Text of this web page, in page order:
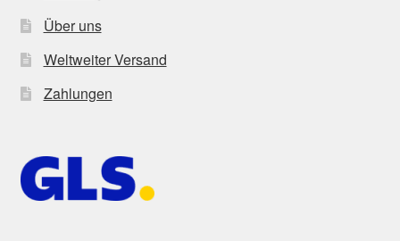
Über uns
Weltweiter Versand
Zahlungen